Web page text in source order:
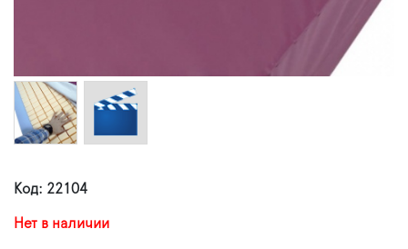
Код: 22104
Нет в наличии